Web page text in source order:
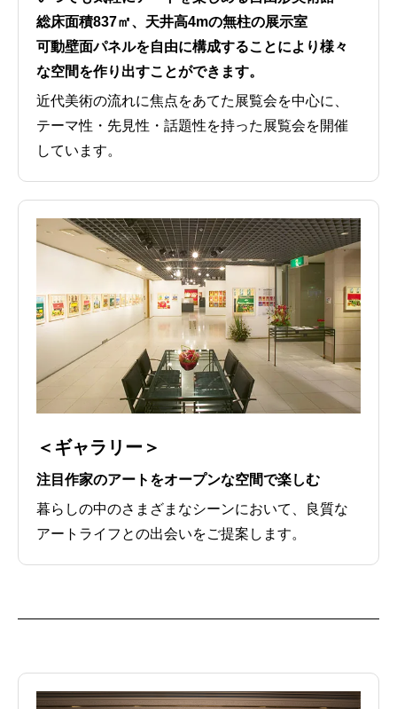
総床面積837㎡、天井高4mの無柱の展示室
可動壁面パネルを自由に構成することにより様々
な空間を作り出すことができます。
近代美術の流れに焦点をあてた展覧会を中心に、
テーマ性・先見性・話題性を持った展覧会を開催
しています。
＜ギャラリー＞
注目作家のアートをオープンな空間で楽しむ
暮らしの中のさまざまなシーンにおいて、良質な
アートライフとの出会いをご提案します。